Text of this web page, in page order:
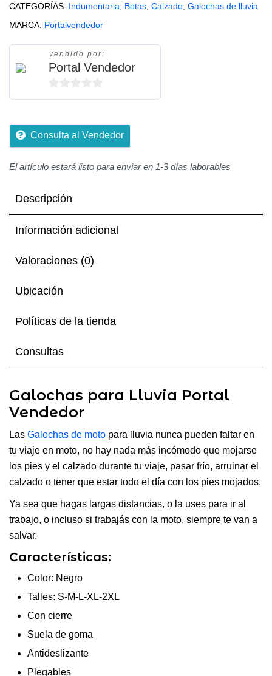
CATEGORÍAS: Indumentaria Botas Calzado Galochas de lluvia
MARCA: Portalvendedor
vendido por:
Portal Vendedor
0
5
Consulta al Vendedor
El artículo estará listo para enviar en 1-3 días laborables
Descripción
Información adicional
Valoraciones (0)
Ubicación
Políticas de la tienda
Consultas
Galochas para Lluvia Portal
Vendedor
Las Galochas de moto para lluvia nunca pueden faltar en
tu viaje en moto, no hay nada más incómodo que mojarse
los pies y el calzado durante tu viaje, pasar frío, arruinar el
calzado o tener que estar todo el día con los pies mojados.
Ya sea que hagas largas distancias, o la uses para ir al
trabajo, o incluso si trabajás con la moto, siempre te van a
salvar.
Características:
Color: Negro
Talles: S-M-L-XL-2XL
Con cierre
Suela de goma
Antideslizante
Plegables